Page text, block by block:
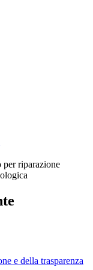
riparazione
e della trasparenza